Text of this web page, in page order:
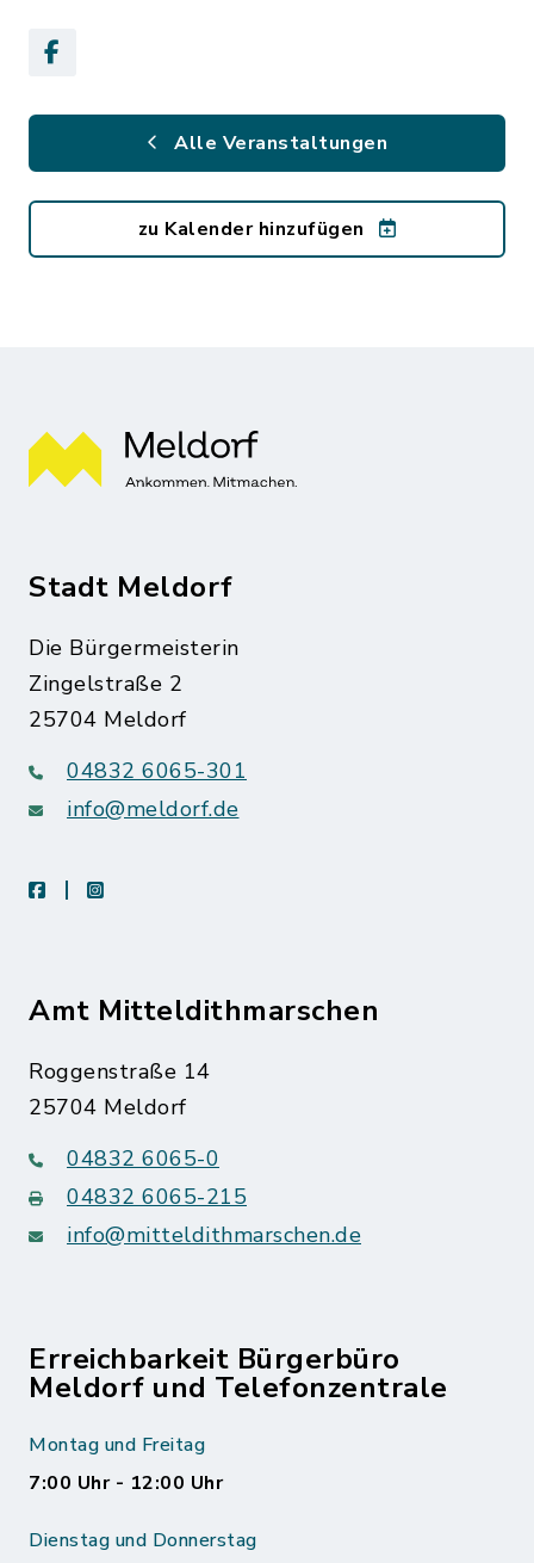
Alle Veranstaltungen
zu Kalender hinzufügen
Stadt Meldorf
Die Bürgermeisterin
Zingelstraße 2
25704 Meldorf
04832 6065-301
info@meldorf.de
facebookinstagram
Amt Mitteldithmarschen
Roggenstraße 14
25704 Meldorf
04832 6065-0
04832 6065-215
info@mitteldithmarschen.de
Erreichbarkeit Bürgerbüro
Meldorf und Telefonzentrale
Montag und Freitag
7:00 Uhr - 12:00 Uhr
Dienstag und Donnerstag